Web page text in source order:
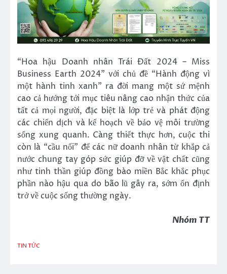
“Hoa hậu Doanh nhân Trái Đất 2024 – Miss
Business Earth 2024” với chủ đề “Hành động vì
một hành tinh xanh” ra đời mang một sứ mệnh
cao cả hướng tới mục tiêu nâng cao nhận thức của
tất cả mọi người, đặc biệt là lớp trẻ và phát động
các chiến dịch và kế hoạch về bảo vệ môi trường
sống xung quanh. Càng thiết thực hơn, cuộc thi
còn là “cầu nối” để các nữ doanh nhân từ khắp cả
nước chung tay góp sức giúp đỡ về vật chất cũng
như tinh thần giúp đồng bào miền Bắc khắc phục
phần nào hậu qua do bão lũ gây ra, sớm ổn định
trở về cuộc sống thường ngày.
Nhóm TT
TIN TỨC